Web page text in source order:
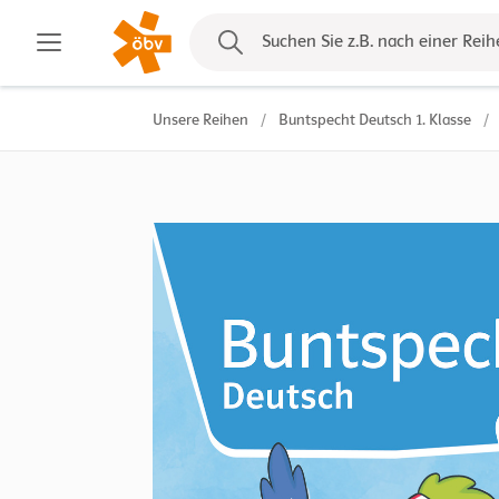
Suchen Sie z.B. nach einer
Kontakt
Unsere Reihen / Buntspecht Deutsch 1. Klasse /